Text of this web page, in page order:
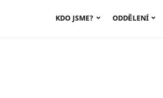
KDO JSME? ODDĚLENÍ